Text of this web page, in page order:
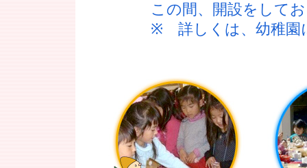
この間、開設をして
※ 詳しくは、幼稚園